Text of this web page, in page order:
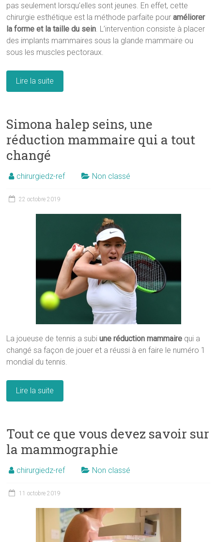
pas seulement lorsqu’elles sont jeunes. En effet, cette
chirurgie esthétique est la méthode parfaite pouraméliorer
la forme et la taille du sein . L’intervention consiste à placer
des implants mammaires sous la glande mammaire ou
sous les muscles pectoraux.
Lire la suite
Simona halep seins, une
réduction mammaire qui a tout
changé
chirurgiedz-ref Non classé
22 octobre 2019
La joueuse de tennis a subiune réduction mammaire qui a
changé sa façon de jouer et a réussi à en faire le numéro 1
mondial du tennis.
Lire la suite
Tout ce que vous devez savoir sur
la mammographie
chirurgiedz-ref Non classé
11 octobre 2019